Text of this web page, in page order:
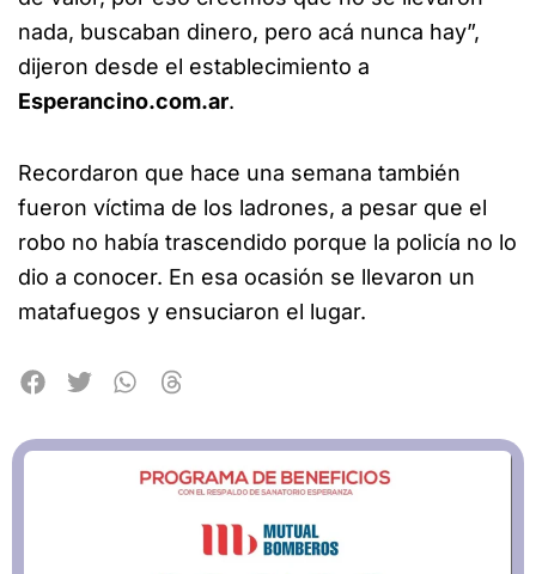
nada, buscaban dinero, pero acá nunca hay”,
dijeron desde el establecimiento a
Esperancino.com.ar.
Recordaron que hace una semana también
fueron víctima de los ladrones, a pesar que el
robo no había trascendido porque la policía no lo
dio a conocer. En esa ocasión se llevaron un
matafuegos y ensuciaron el lugar.